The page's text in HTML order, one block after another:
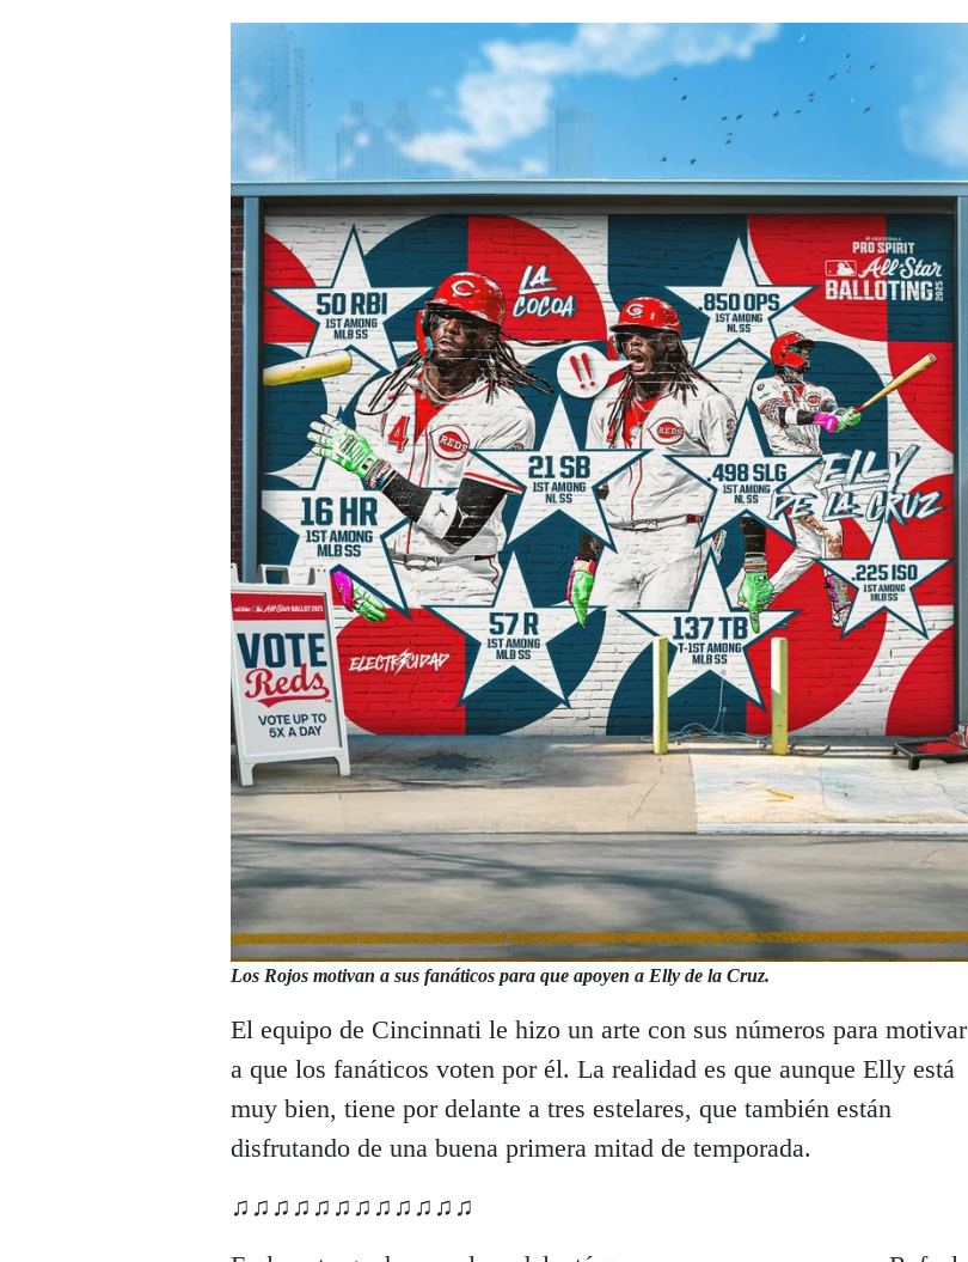
Los Rojos motivan a sus fanáticos para que apoyen a Elly de la Cruz.
El equipo de Cincinnati le hizo un arte con sus números para motivar
a que los fanáticos voten por él. La realidad es que aunque Elly está
muy bien, tiene por delante a tres estelares, que también están
disfrutando de una buena primera mitad de temporada.
♫♫♫♫♫♫♫♫♫♫♫♫